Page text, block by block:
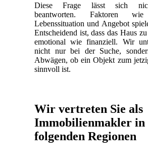
Diese Frage lässt sich
beantworten. Faktoren wie
Lebenssituation und Angebot
Entscheidend ist, dass das Haus
emotional wie finanziell. Wir
nicht nur bei der Suche,
Abwägen, ob ein Objekt zum
sinnvoll ist.
Wir vertreten Sie als
Immobilienmakler in
folgenden Regionen